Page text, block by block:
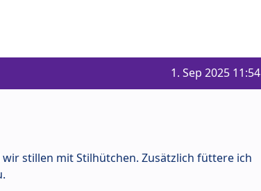
1. Sep 2025 11:54
stillen mit Stilhütchen. Zusätzlich füttere ich